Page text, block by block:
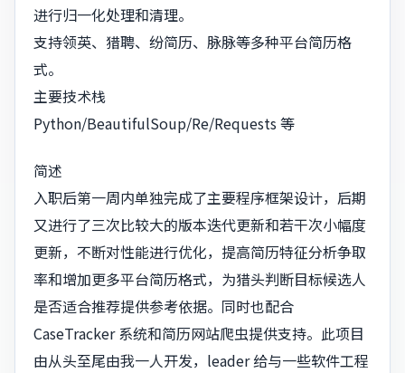
进行归一化处理和清理。
支持领英、猎聘、纷简历、脉脉等多种平台简历格
式。
主要技术栈
Python/BeautifulSoup/Re/Requests 等
简述
入职后第一周内单独完成了主要程序框架设计，后期
又进行了三次比较大的版本迭代更新和若干次小幅度
更新，不断对性能进行优化，提高简历特征分析争取
率和增加更多平台简历格式，为猎头判断目标候选人
是否适合推荐提供参考依据。同时也配合
CaseTracker 系统和简历网站爬虫提供支持。此项目
由从头至尾由我一人开发，leader 给与一些软件工程